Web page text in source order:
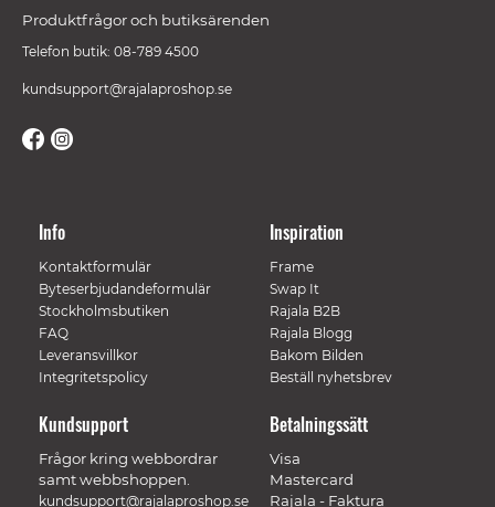
Produktfrågor och butiksärenden
Telefon butik: 08-789 4500
kundsupport@rajalaproshop.se
Info
Kontaktformulär
Byteserbjudandeformulär
Stockholmsbutiken
FAQ
Leveransvillkor
Integritetspolicy
Inspiration
Frame
Swap It
Rajala B2B
Rajala Blogg
Bakom Bilden
Beställ nyhetsbrev
Betalningssätt
Visa
Mastercard
Rajala - Faktura
Kundsupport
Frågor kring webbordrar
samt webbshoppen.
kundsupport@rajalaproshop.se